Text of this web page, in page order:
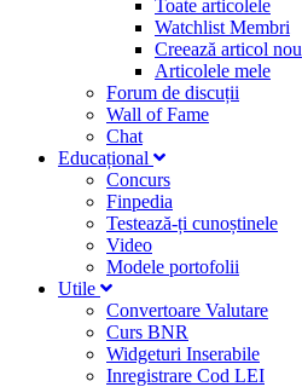
Toate articolele
Watchlist Membri
Creează articol nou
Articolele mele
Forum de discuții
Wall of Fame
Chat
Educațional
Concurs
Finpedia
Testează-ți cunoștinele
Video
Modele portofolii
Utile
Convertoare Valutare
Curs BNR
Widgeturi Inserabile
Inregistrare Cod LEI